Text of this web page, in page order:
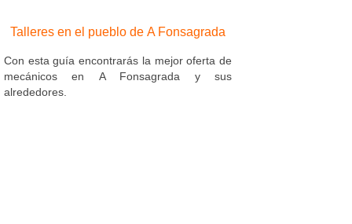
Talleres en el pueblo de A Fonsagrada
Con esta guía encontrarás la mejor oferta de
mecánicos en A Fonsagrada y sus
alrededores.